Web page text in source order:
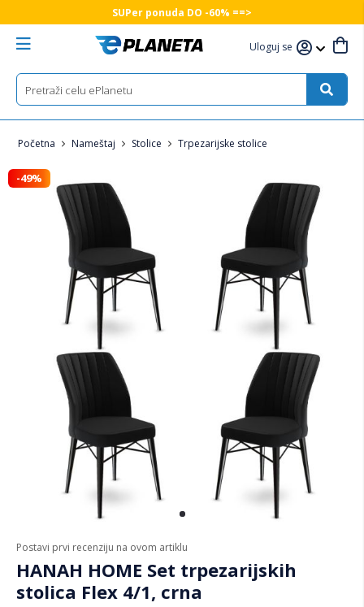
SUPer ponuda DO -60% ==>
Uloguj se
Početna Nameštaj Stolice Trpezarijske stolice
Postavi prvi recenziju na ovom artiklu
HANAH HOME Set trpezarijskih
stolica Flex 4/1, crna
-49%